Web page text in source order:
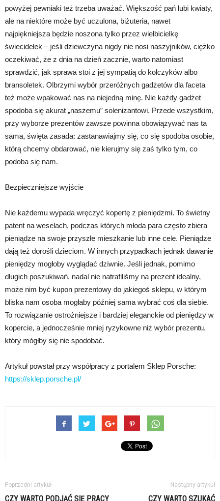
powyżej pewniaki też trzeba uważać. Większość pań lubi kwiaty,
ale na niektóre może być uczulona, biżuteria, nawet
najpiękniejsza będzie noszona tylko przez wielbicielkę
świecidełek – jeśli dziewczyna nigdy nie nosi naszyjników, ciężko
oczekiwać, że z dnia na dzień zacznie, warto natomiast
sprawdzić, jak sprawa stoi z jej sympatią do kolczyków albo
bransoletek. Olbrzymi wybór przeróżnych gadżetów dla faceta
też może wpakować nas na niejedną minę. Nie każdy gadżet
spodoba się akurat „naszemu” solenizantowi. Przede wszystkim,
przy wyborze prezentów zawsze powinna obowiązywać nas ta
sama, święta zasada: zastanawiajmy się, co się spodoba osobie,
którą chcemy obdarować, nie kierujmy się zaś tylko tym, co
podoba się nam.
Bezpieczniejsze wyjście
Nie każdemu wypada wręczyć kopertę z pieniędzmi. To świetny
patent na weselach, podczas których młoda para często zbiera
pieniądze na swoje przyszłe mieszkanie lub inne cele. Pieniądze
dają też dorośli dzieciom. W innych przypadkach jednak dawanie
pieniędzy mogłoby wyglądać dziwnie. Jeśli jednak, pomimo
długich poszukiwań, nadal nie natrafiliśmy na prezent idealny,
może nim być kupon prezentowy do jakiegoś sklepu, w którym
bliska nam osoba mogłaby później sama wybrać coś dla siebie.
To rozwiązanie ostrożniejsze i bardziej eleganckie od pieniędzy w
kopercie, a jednocześnie mniej ryzykowne niż wybór prezentu,
który mógłby się nie spodobać.
Artykuł powstał przy współpracy z portalem Sklep Porsche:
https://sklep.porsche.pl/
Poprzedni artykuł
CZY WARTO PODJĄĆ SIĘ PRACY
Następny artykuł
CZY WARTO SZUKAĆ